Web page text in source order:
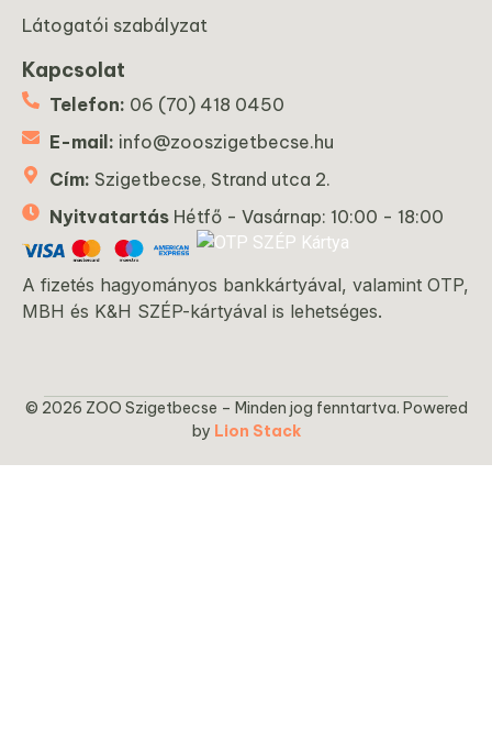
Látogatói szabályzat
Kapcsolat
Telefon: 06 (70) 418 0450
E-mail: info@zooszigetbecse.hu
Cím: Szigetbecse, Strand utca 2.
Nyitvatartás Hétfő - Vasárnap: 10:00 - 18:00
A fizetés hagyományos bankkártyával, valamint OTP,
MBH és K&H SZÉP-kártyával is lehetséges.
© 2026 ZOO Szigetbecse – Minden jog fenntartva. Powered
by Lion Stack